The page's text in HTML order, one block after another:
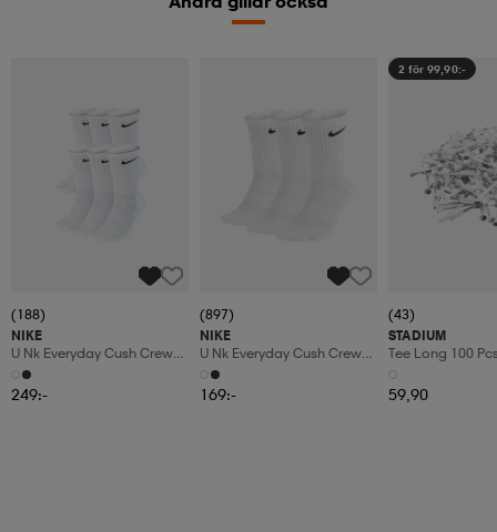
(188)
NIKE
U Nk Everyday Cush Crew
6pr-Bd
249:-
(897)
NIKE
U Nk Everyday Cush Crew
3pr
169:-
2 för 99,90:-
(43)
STADIUM
Tee Long 100
59,90